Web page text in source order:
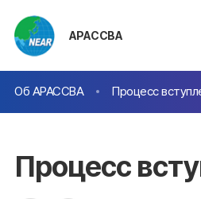
АРАССВА
Об АРАССВА Процесс
Процесс